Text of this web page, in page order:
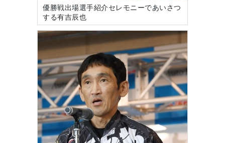
優勝戦出場選手紹介セレモニーであいさつ
する有吉辰也